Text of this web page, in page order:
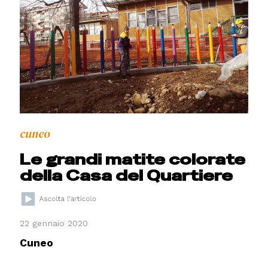
cuneo
Le grandi matite colorate
della Casa del Quartiere
22 gennaio 2020
Cuneo